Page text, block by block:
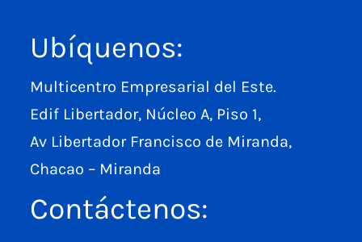
Ubíquenos:
Multicentro Empresarial del Este.
Edif Libertador, Núcleo A, Piso 1,
Av Libertador Francisco de Miranda,
Chacao – Miranda
Contáctenos: